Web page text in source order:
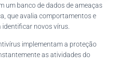
um banco de dados de ameaças
que avalia comportamentos e
novos vírus.
implementam a proteção
as atividades do